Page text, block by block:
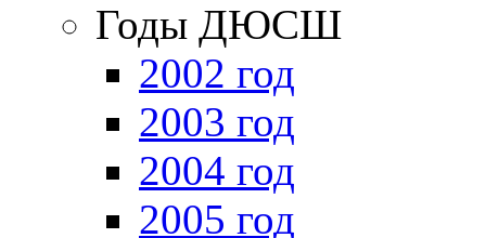
Годы ДЮСШ
2002 год
2003 год
2004 год
2005 год